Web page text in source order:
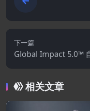
下一篇
Global Impact 5.0™
相关文章